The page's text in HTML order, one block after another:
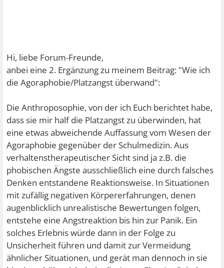
Hi, liebe Forum-Freunde,
anbei eine 2. Ergänzung zu meinem Beitrag: "Wie ich
die Agoraphobie/Platzangst überwand":
Die Anthroposophie, von der ich Euch berichtet habe,
dass sie mir half die Platzangst zu überwinden, hat
eine etwas abweichende Auffassung vom Wesen der
Agoraphobie gegenüber der Schulmedizin. Aus
verhaltenstherapeutischer Sicht sind ja z.B. die
phobischen Ängste ausschließlich eine durch falsches
Denken entstandene Reaktionsweise. In Situationen
mit zufällig negativen Körpererfahrungen, denen
augenblicklich unrealistische Bewertungen folgen,
entstehe eine Angstreaktion bis hin zur Panik. Ein
solches Erlebnis würde dann in der Folge zu
Unsicherheit führen und damit zur Vermeidung
ähnlicher Situationen, und gerät man dennoch in sie